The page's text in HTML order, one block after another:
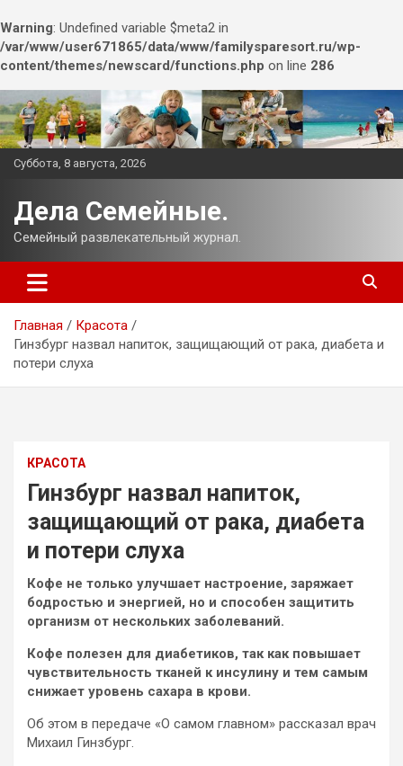
Warning: Undefined variable $meta2 in
/var/www/user671865/data/www/familysparesort.ru/wp-
content/themes/newscard/functions.php on line 286
Перейти
к
содержимому
Суббота, 8 августа, 2026
Дела Семейные.
Семейный развлекательный журнал.
Главная
Красота
Гинзбург назвал напиток, защищающий от рака, диабета и
потери слуха
КРАСОТА
Гинзбург назвал напиток,
защищающий от рака, диабета
и потери слуха
Кофе не только улучшает настроение, заряжает
бодростью и энергией, но и способен защитить
организм от нескольких заболеваний.
Кофе полезен для диабетиков, так как повышает
чувствительность тканей к инсулину и тем самым
снижает уровень сахара в крови.
Об этом в передаче «О самом главном» рассказал врач
Михаил Гинзбург.